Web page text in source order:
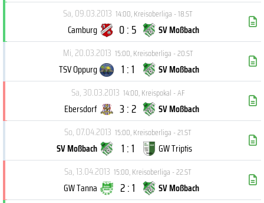
Sa, 09.03.2013 14:00,Kreisoberliga - 18.ST
Camburg 0 : 5
SV Moßbach
Mi, 20.03.2013 15:00,Kreisoberliga - 20.ST
TSV Oppurg 1 : 1
SV Moßbach
Sa, 30.03.2013 14:00,Kreispokal - AF
Ebersdorf 3 : 2
SV Moßbach
So, 07.04.2013 15:00,Kreisoberliga - 21.ST
SV Moßbach 1 : 1
GW Triptis
Sa, 13.04.2013 15:00,Kreisoberliga - 22.ST
GW Tanna 2 : 1
SV Moßbach